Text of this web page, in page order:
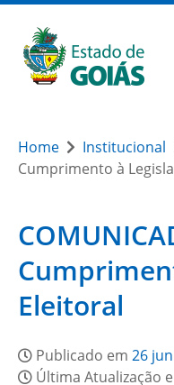
Home Institucional
Cumprimento à
Eleitoral
Publicado em 26
Última Atualização